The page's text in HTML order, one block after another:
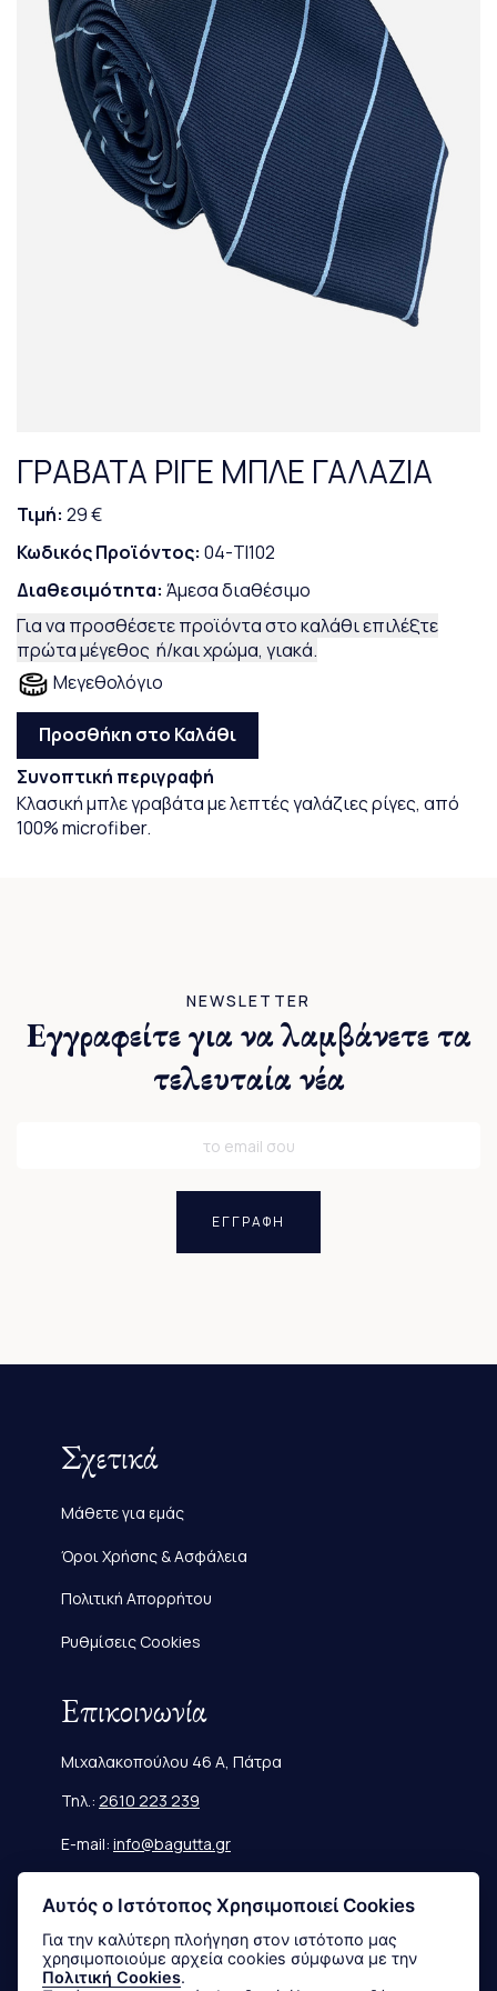
ΓΡΑΒΑΤΑ ΡΙΓΕ ΜΠΛΕ ΓΑΛΑΖΙΑ
Τιμή: 29 €
Κωδικός Προϊόντος: 04-TI102
Διαθεσιμότητα: Άμεσα διαθέσιμο
Για να προσθέσετε προϊόντα στο καλάθι επιλέξτε
πρώτα μέγεθος ή/και χρώμα, γιακά.
Μεγεθολόγιο
Προσθήκη στο Καλάθι
Συνοπτική περιγραφή
Κλασική μπλε γραβάτα με λεπτές γαλάζιες ρίγες, από
100% microfiber.
NEWSLETTER
Εγγραφείτε για να λαμβάνετε τα
τελευταία νέα
ΕΓΓΡΑΦΗ
Σχετικά
Μάθετε για εμάς
Όροι Χρήσης & Ασφάλεια
Πολιτική Απορρήτου
Ρυθμίσεις Cookies
Επικοινωνία
Μιχαλακοπούλου 46 Α, Πάτρα
Τηλ.: 2610 223 239
E-mail: info@bagutta.gr
Πληροφορίες
Μεγεθολόγιο
Αυτός ο Ιστότοπος Χρησιμοποιεί Cookies
Για την καλύτερη πλοήγηση στον ιστότοπο μας
χρησιμοποιούμε αρχεία cookies σύμφωνα με την
Πολιτική Cookies.